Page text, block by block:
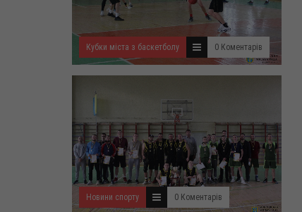
Кубки міста з баскетболу 0 Коментарів
Новини спорту 0 Коментарів